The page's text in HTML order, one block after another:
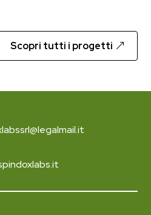
Scopri tutti i progetti